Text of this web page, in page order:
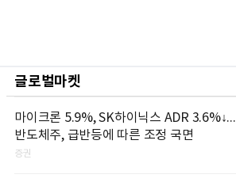
글로벌마켓
마이크론 5.9%, SK하이닉스 ADR 3.6%↓...
반도체주, 급반등에 따른 조정 국면
증권